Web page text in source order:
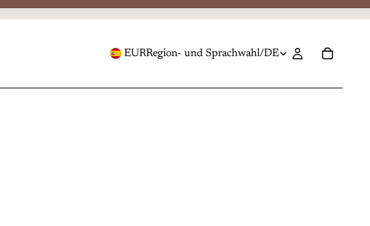
EURRegion- und Sprachwahl/DE